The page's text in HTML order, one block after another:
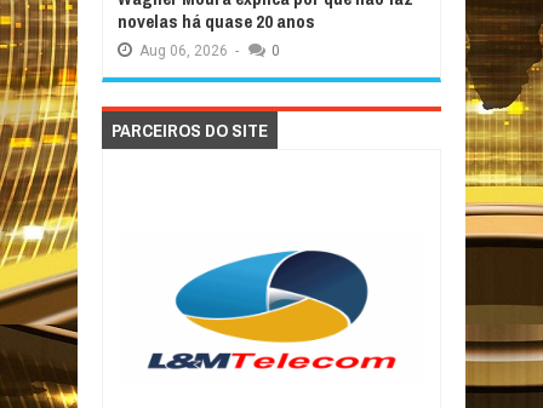
novelas há quase 20 anos
Aug 06, 2026 - 0
PARCEIROS DO SITE